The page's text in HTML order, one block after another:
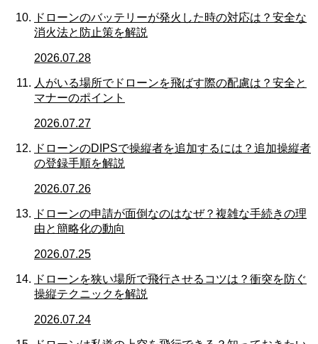
ドローンのバッテリーが発火した時の対応は？安全な
消火法と防止策を解説
2026.07.28
人がいる場所でドローンを飛ばす際の配慮は？安全と
マナーのポイント
2026.07.27
ドローンのDIPSで操縦者を追加するには？追加操縦者
の登録手順を解説
2026.07.26
ドローンの申請が面倒なのはなぜ？複雑な手続きの理
由と簡略化の動向
2026.07.25
ドローンを狭い場所で飛行させるコツは？衝突を防ぐ
操縦テクニックを解説
2026.07.24